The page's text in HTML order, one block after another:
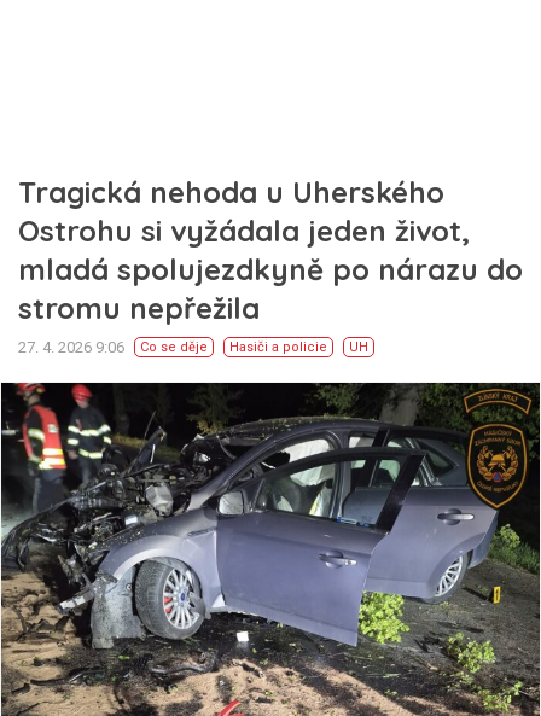
Tragická nehoda u Uherského
Ostrohu si vyžádala jeden život,
mladá spolujezdkyně po nárazu do
stromu nepřežila
27. 4. 2026 9:06 Co se děje Hasiči a policie UH